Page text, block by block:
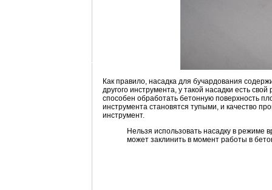
Как правило, насадка для бучардования
другого инструмента, у такой насадки есть
способен обработать бетонную поверхность
инструмента становятся тупыми, и качество
инструмент.
Нельзя использовать насадку в режиме
может заклинить в момент работы в